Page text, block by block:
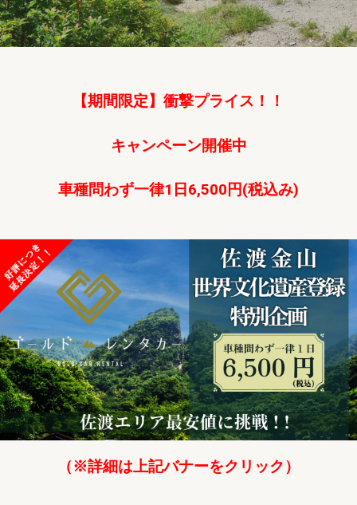
【期間限定】衝撃プライス！！
キャンペーン開催中
車種問わず一律1日6,500円(税込み)
（※詳細は上記バナーをクリック）